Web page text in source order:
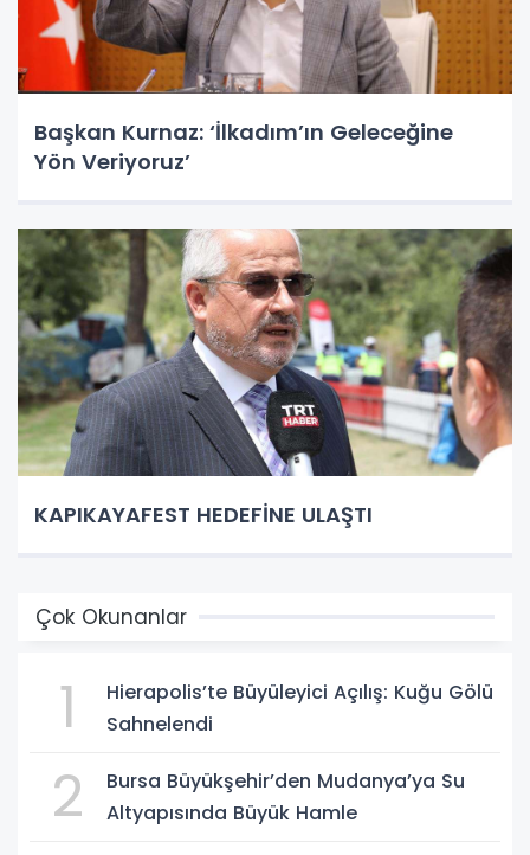
Başkan Kurnaz: ‘İlkadım’ın Geleceğine
Yön Veriyoruz’
KAPIKAYAFEST HEDEFİNE ULAŞTI
Çok Okunanlar
1
Hierapolis’te Büyüleyici Açılış: Kuğu Gölü
Sahnelendi
2
Bursa Büyükşehir’den Mudanya’ya Su
Altyapısında Büyük Hamle